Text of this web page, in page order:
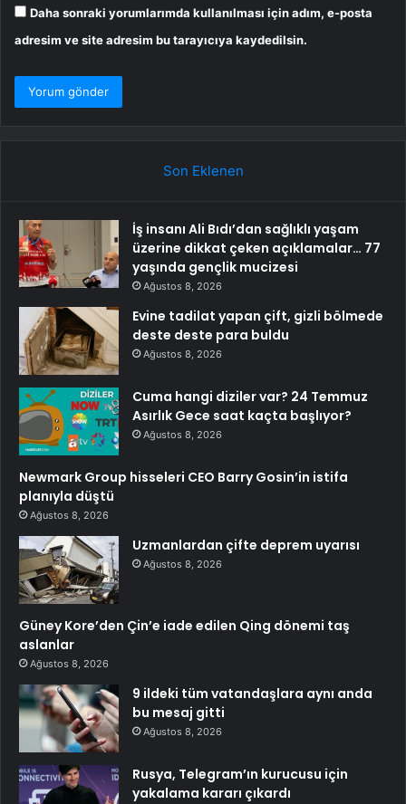
Daha sonraki yorumlarımda kullanılması için adım, e-posta
adresim ve site adresim bu tarayıcıya kaydedilsin.
Son Eklenen
İş insanı Ali Bıdı’dan sağlıklı yaşam
üzerine dikkat çeken açıklamalar… 77
yaşında gençlik mucizesi
Ağustos 8, 2026
Evine tadilat yapan çift, gizli bölmede
deste deste para buldu
Ağustos 8, 2026
Cuma hangi diziler var? 24 Temmuz
Asırlık Gece saat kaçta başlıyor?
Ağustos 8, 2026
Newmark Group hisseleri CEO Barry Gosin’in istifa
planıyla düştü
Ağustos 8, 2026
Uzmanlardan çifte deprem uyarısı
Ağustos 8, 2026
Güney Kore’den Çin’e iade edilen Qing dönemi taş
aslanlar
Ağustos 8, 2026
9 ildeki tüm vatandaşlara aynı anda
bu mesaj gitti
Ağustos 8, 2026
Rusya, Telegram’ın kurucusu için
yakalama kararı çıkardı